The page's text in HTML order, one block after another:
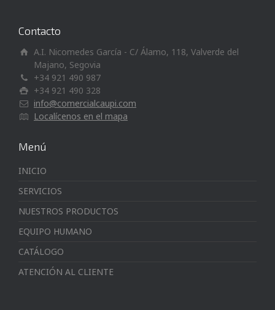
Contacto
A.I. Nicomedes García - C/ Álamo, 118, Valverde del
Majano, Segovia
+34 921 490 987
+34 921 490 328
info@comercialcaupi.com
Localícenos en el mapa
Menú
INICIO
SERVICIOS
NUESTROS PRODUCTOS
EQUIPO HUMANO
CATÁLOGO
ATENCIÓN AL CLIENTE